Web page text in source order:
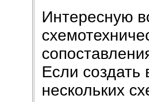
Интересную
Если
нескольких